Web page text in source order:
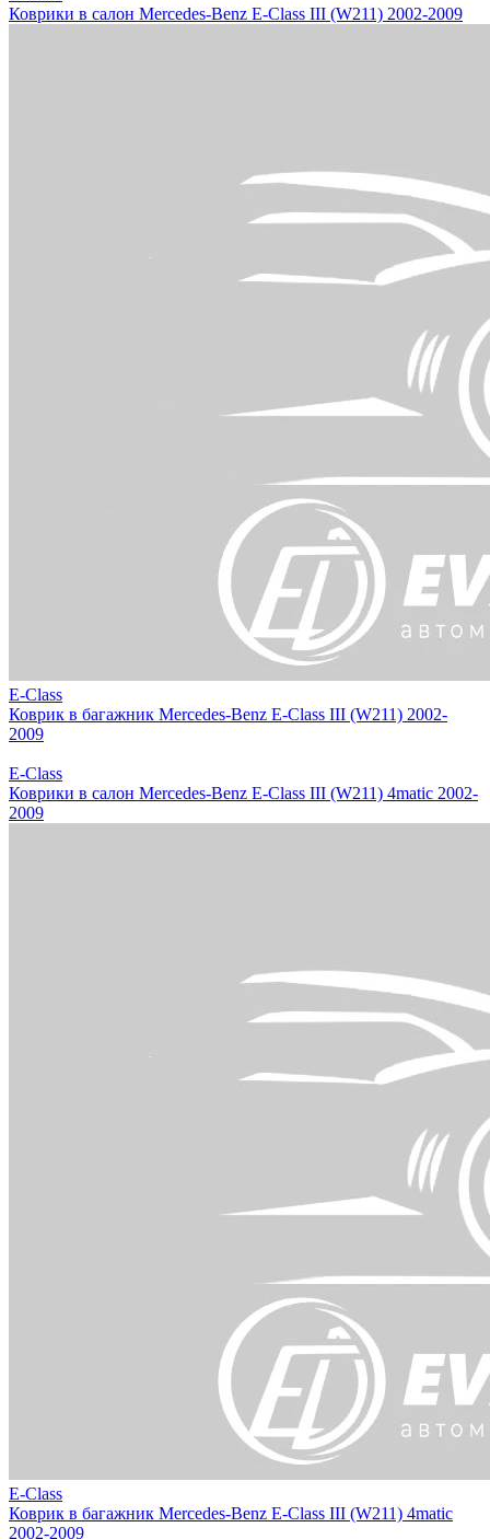
Коврики в салон Mercedes-Benz E-Class III (W211) 2002-2009
E-Class
Коврик в багажник Mercedes-Benz E-Class III (W211) 2002-
2009
E-Class
Коврики в салон Mercedes-Benz E-Class III (W211) 4matic 2002-
2009
E-Class
Коврик в багажник Mercedes-Benz E-Class III (W211) 4matic
2002-2009